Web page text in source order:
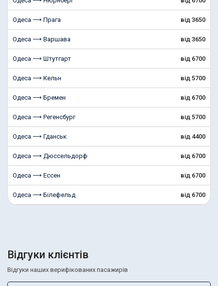
Одеса ⟶ Прага від 3650
Одеса ⟶ Варшава від 3650
Одеса ⟶ Штутгарт від 6700
Одеса ⟶ Кельн від 5700
Одеса ⟶ Бремен від 6700
Одеса ⟶ Регенсбург від 5700
Одеса ⟶ Гданськ від 4400
Одеса ⟶ Дюссельдорф від 6700
Одеса ⟶ Ессен від 6700
Одеса ⟶ Білефельд від 6700
Відгуки клієнтів
Відгуки наших верифікованих пасажирів